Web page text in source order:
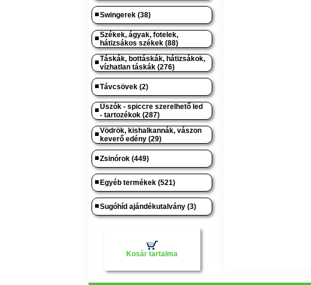
Swingerek (38)
Székek, ágyak, fotelek,
hátizsákos székek (88)
Táskák, bottáskák, hátizsákok,
vízhatlan táskák (276)
Távcsövek (2)
Úszók - spiccre szerelhető led
- tartozékok (287)
Vödrök, kishalkannák, vászon
keverő edény (29)
Zsinórok (449)
Egyéb termékek (521)
Sugóhíd ajándékutalvány (3)
Kosár tartalma